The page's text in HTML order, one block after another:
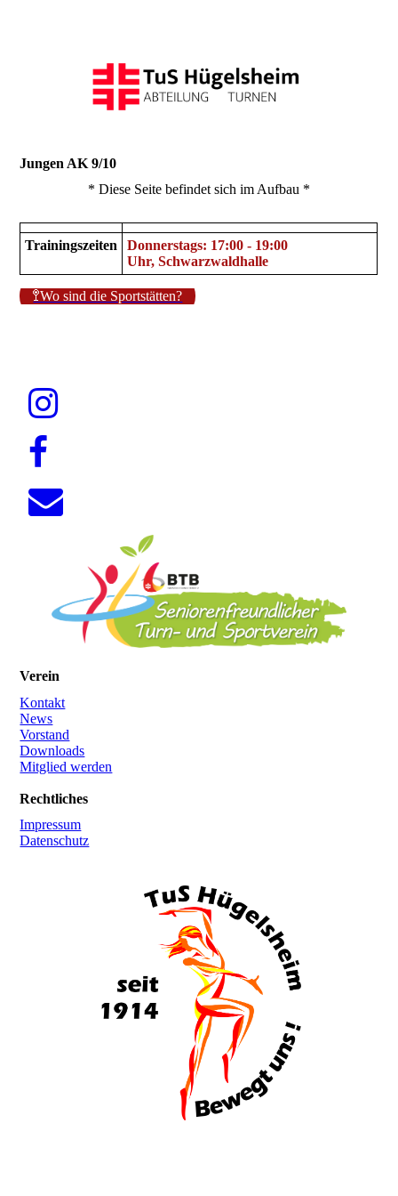
Jungen AK 9/10
* Diese Seite befindet sich im Aufbau *
Trainingszeiten
Donnerstags: 17:00 - 19:00
Uhr,Schwarzwaldhalle
🚏Wo sind die Sportstätten?
Verein
Kontakt
News
Vorstand
Downloads
Mitglied werden
Rechtliches
Impressum
Datenschutz